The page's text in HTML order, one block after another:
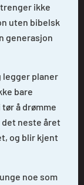
ikke
uten bibelsk
generasjon
legger planer
bare
å drømme
det neste året
og blir kjent
noe som